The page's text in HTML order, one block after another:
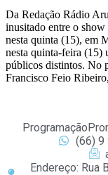
Da Redação Rádio
inusitado entre o show
nesta quinta (15), em
nesta quinta-feira (15)
públicos distintos. No
Francisco Feio
Programação
(66) 9
Endereço: Rua